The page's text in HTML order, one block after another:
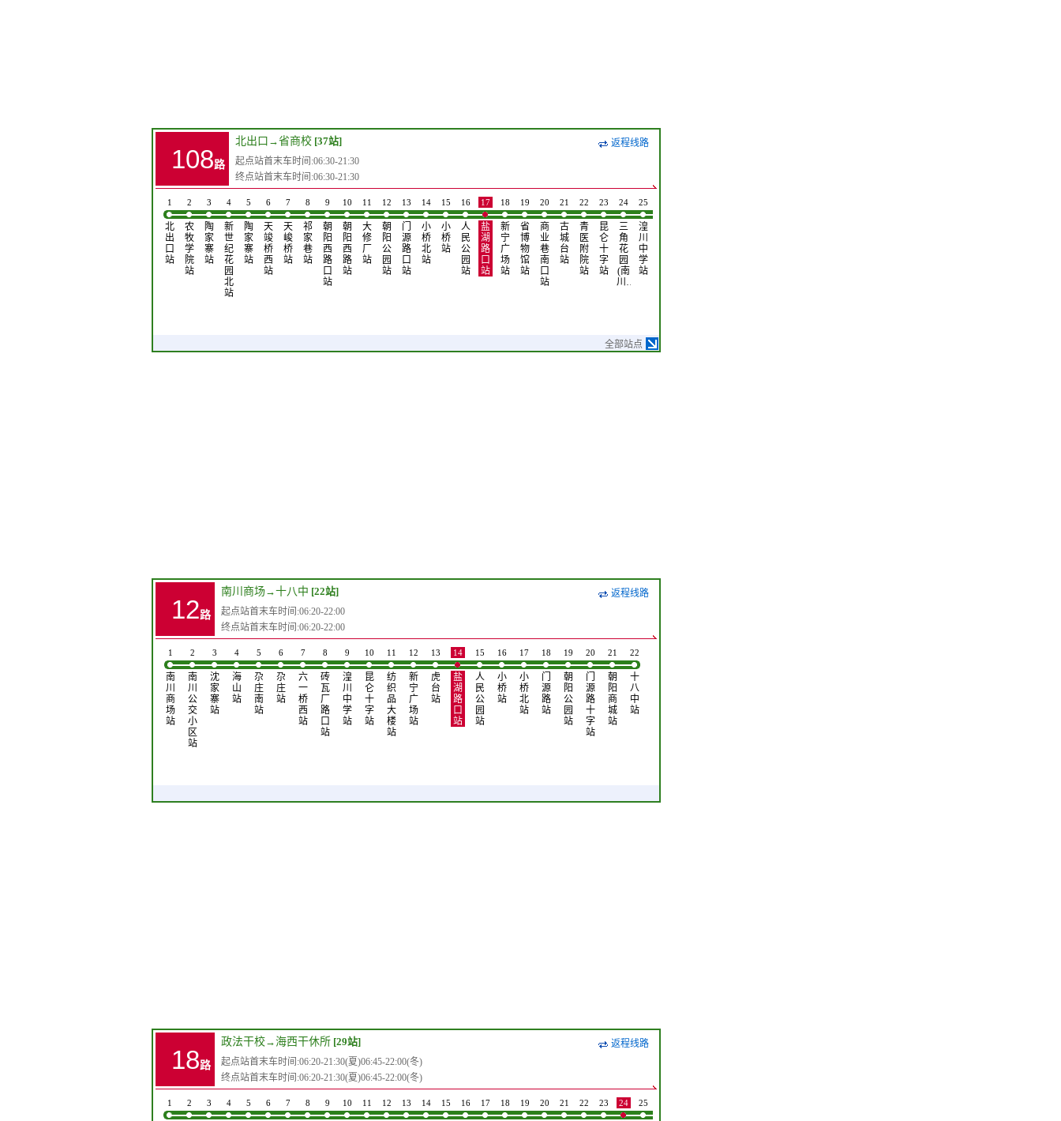
108路
北出口 →省商校 [37站]
返程线路
起点站首末车时间:06:30-21:30
终点站首末车时间:06:30-21:30
1
北
出
口
站
2
农
牧
学
院
站
3
陶
家
寨
站
4
新
世
纪
花
园
北
站
5
陶
家
寨
站
6
天
竣
桥
西
站
7
天
峻
桥
站
8
祁
家
巷
站
9
朝
阳
西
路
口
站
10
朝
阳
西
路
站
11
大
修
厂
站
12
朝
阳
公
园
站
13
门
源
路
口
站
14
小
桥
北
站
15
小
桥
站
16
人
民
公
园
站
17
盐
湖
路
口
站
18
新
宁
广
场
站
19
省
博
物
馆
站
20
商
业
巷
南
口
站
21
古
城
台
站
22
青
医
附
院
站
23
昆
仑
十
字
站
24
三
角
花
园
(南
川…
25
湟
川
中
学
站
全部站点
12路
南川商场→十八中 [22站]
返程线路
起点站首末车时间:06:20-22:00
终点站首末车时间:06:20-22:00
1
南
川
商
场
站
2
南
川
公
交
小
区
站
3
沈
家
寨
站
4
海
山
站
5
尕
庄
南
站
6
尕
庄
站
7
六
一
桥
西
站
8
砖
瓦
厂
路
口
站
9
湟
川
中
学
站
10
昆
仑
十
字
站
11
纺
织
品
大
楼
站
12
新
宁
广
场
站
13
虎
台
站
14
盐
湖
路
口
站
15
人
民
公
园
站
16
小
桥
站
17
小
桥
北
站
18
门
源
路
站
19
朝
阳
公
园
站
20
门
源
路
十
字
站
21
朝
阳
商
城
站
22
十
八
中
站
18路
政法干校→海西干休所 [29站]
返程线路
起点站首末车时间:06:20-21:30(夏)06:45-22:00(冬)
终点站首末车时间:06:20-21:30(夏)06:45-22:00(冬)
1 2 3 4 5 6 7 8 9 10 11 12 13 14 15 16 17 18 19 20 21 22 23 24 25